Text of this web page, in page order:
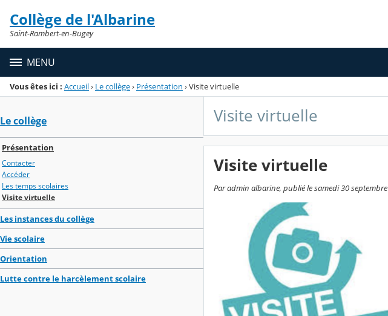
Menu de la rubrique
Contenu
Collège de l'Albarine
Saint-Rambert-en-Bugey
MENU
Vous êtes ici : Accueil› Le collège› Présentation ›Visite virtuelle
Le collège
Présentation
Contacter
Accéder
Les temps scolaires
Visite virtuelle
Les instances du collège
Vie scolaire
Orientation
Lutte contre le harcèlement scolaire
Visite virtuelle
Visite virtuelle
Par admin albarine, publié le samedi 30